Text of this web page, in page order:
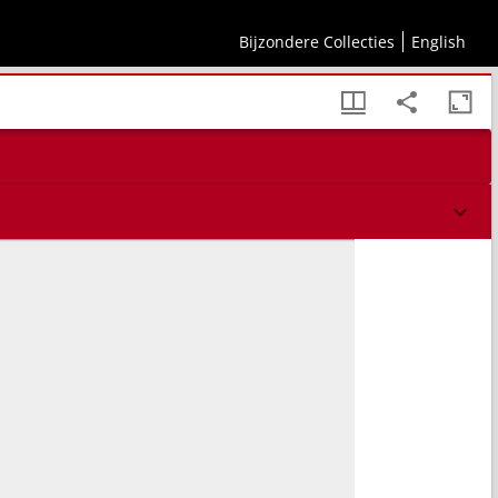
Bijzondere Collecties English
getal gebeden